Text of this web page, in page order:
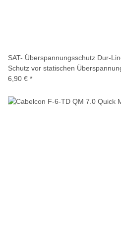
SAT- Überspannungsschutz Dur-
Schutz vor statischen
6,90 € *